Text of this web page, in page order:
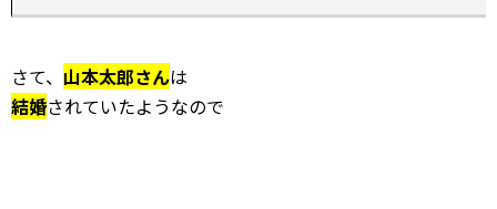
さて、 山本太郎さんは
結婚されていたようなので